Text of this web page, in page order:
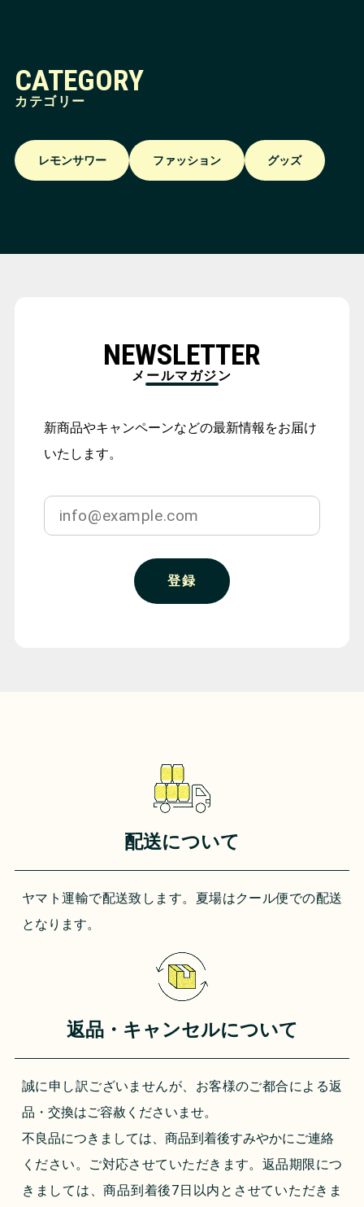
CATEGORY
カテゴリー
レモンサワー ファッション グッズ
NEWSLETTER
メールマガジン
新商品やキャンペーンなどの最新情報をお届け
いたします。
登録
配送について
ヤマト運輸で配送致します。夏場はクール便での配送
となります。
返品・キャンセルについて
誠に申し訳ございませんが、お客様のご都合による返
品・交換はご容赦くださいませ。
不良品につきましては、商品到着後すみやかにご連絡
ください。ご対応させていただきます。返品期限につ
きましては、商品到着後7日以内とさせていただきま